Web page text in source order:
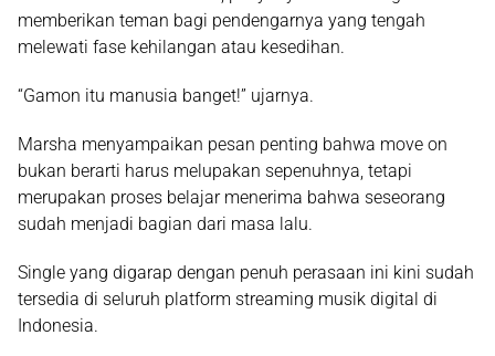
memberikan teman bagi pendengarnya yang tengah
melewati fase kehilangan atau kesedihan.
“Gamon itu manusia banget!” ujarnya.
Marsha menyampaikan pesan penting bahwa move on
bukan berarti harus melupakan sepenuhnya, tetapi
merupakan proses belajar menerima bahwa seseorang
sudah menjadi bagian dari masa lalu.
Single yang digarap dengan penuh perasaan ini kini sudah
tersedia di seluruh platform streaming musik digital di
Indonesia.